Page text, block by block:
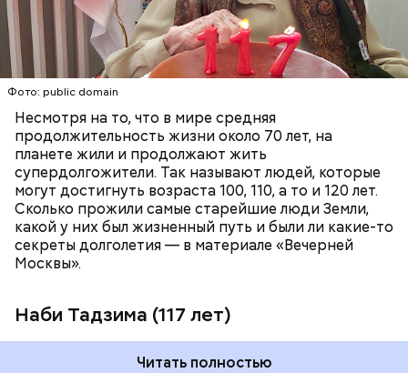
Фото: public domain
Несмотря на то, что в мире средняя
продолжительность жизни около 70 лет, на
планете жили и продолжают жить
супердолгожители. Так называют людей, которые
могут достигнуть возраста 100, 110, а то и 120 лет.
Сколько прожили самые старейшие люди Земли,
какой у них был жизненный путь и были ли какие-то
секреты долголетия — в материале «Вечерней
Москвы».
Наби Тадзима (117 лет)
Фото: public domain
Читать полностью
ПЕНСИОНЕРЫ
ПОЖИЛЫЕ ЛЮДИ
РЕКОРДЫ